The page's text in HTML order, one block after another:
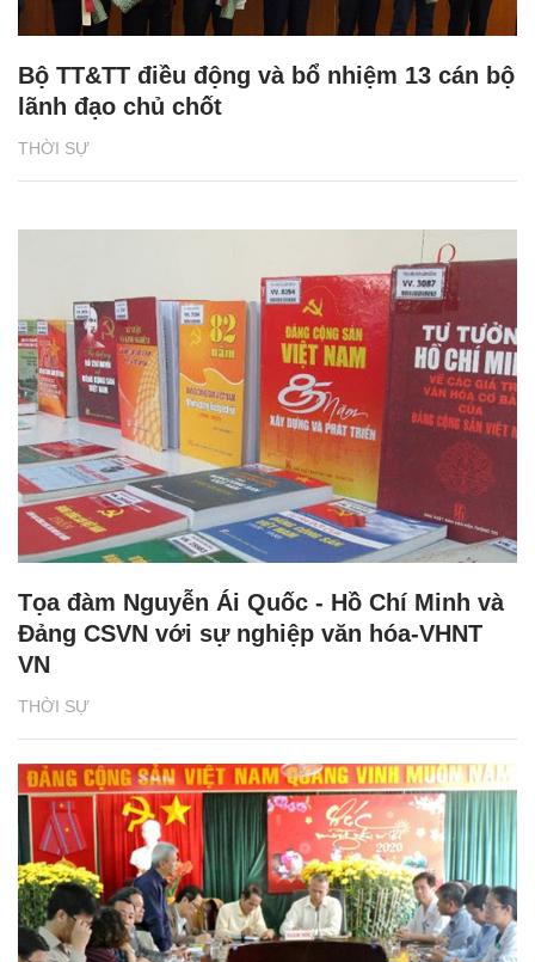
THỜI SỰ
Bộ TT&TT điều động và bổ nhiệm 13 cán bộ
lãnh đạo chủ chốt
THỜI SỰ
Tọa đàm Nguyễn Ái Quốc - Hồ Chí Minh và
Đảng CSVN với sự nghiệp văn hóa-VHNT
VN